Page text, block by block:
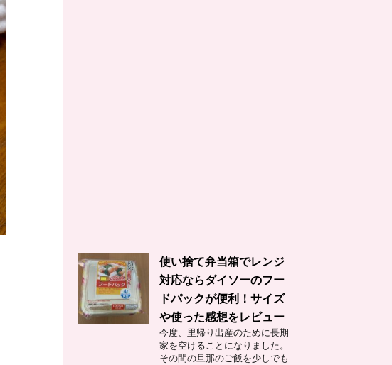
使い捨て弁当箱でレンジ
対応ならダイソーのフー
ドパックが便利！サイズ
や使った感想をレビュー
今度、里帰り出産のために長期
家を空けることになりました。
その間の旦那のご飯を少しでも